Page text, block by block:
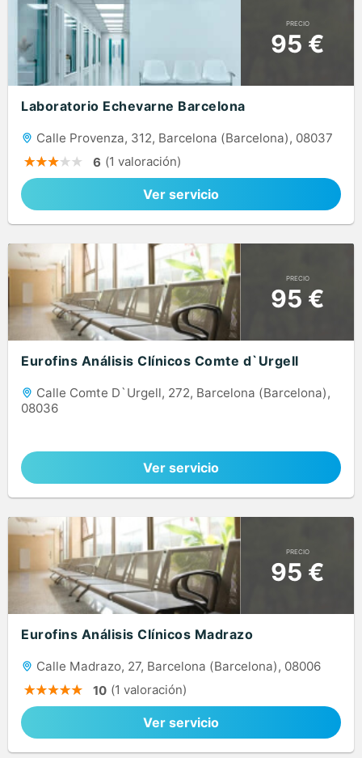
PRECIO
95 €
Laboratorio Echevarne Barcelona
Calle Provenza, 312, Barcelona (Barcelona), 08037
6 (1 valoración)
Ver servicio
PRECIO
95 €
Eurofins Análisis Clínicos Comte d`Urgell
Calle Comte D`Urgell, 272, Barcelona (Barcelona),
08036
Ver servicio
PRECIO
95 €
Eurofins Análisis Clínicos Madrazo
Calle Madrazo, 27, Barcelona (Barcelona), 08006
10 (1 valoración)
Ver servicio